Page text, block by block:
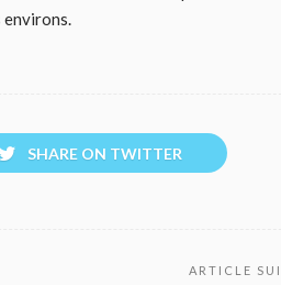
environs.
SHARE ON TWITTER
ARTICLE